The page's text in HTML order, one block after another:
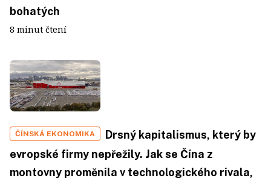
bohatých
8 minut čtení
ČÍNSKÁ EKONOMIKA
Drsný kapitalismus, který by
evropské firmy nepřežily. Jak se Čína z
montovny proměnila v technologického rivala,